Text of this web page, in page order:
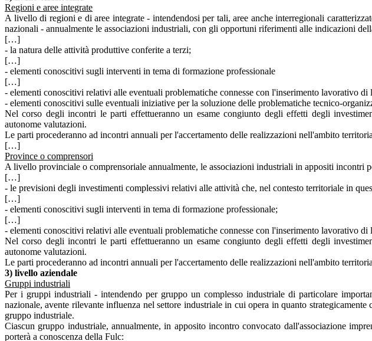
Regioni e aree integrate
A livello di regioni e di aree integrate - intendendosi per tali, aree anche interregionali
nazionali - annualmente le associazioni industriali, con gli opportuni riferimenti alle indicazioni
[…]
- la natura delle attività produttive conferite a terzi;
[…]
- elementi conoscitivi sugli interventi in tema di formazione professionale
[…]
- elementi conoscitivi relativi alle eventuali problematiche connesse con l'inserimento lavorativo
- elementi conoscitivi sulle eventuali iniziative per la soluzione delle problematiche tecnico-
Nel corso degli incontri le parti effettueranno un esame congiunto degli effetti degli
autonome valutazioni.
Le parti procederanno ad incontri annuali per l'accertamento delle realizzazioni nell'ambito
[…]
Province o comprensori
A livello provinciale o comprensoriale annualmente, le associazioni industriali in appositi incontri
[…]
- le previsioni degli investimenti complessivi relativi alle attività che, nel contesto territoriale in
[…]
- elementi conoscitivi sugli interventi in tema di formazione professionale;
[…]
- elementi conoscitivi relativi alle eventuali problematiche connesse con l'inserimento lavorativo
Nel corso degli incontri le parti effettueranno un esame congiunto degli effetti degli
autonome valutazioni.
Le parti procederanno ad incontri annuali per l'accertamento delle realizzazioni nell'ambito
3) livello aziendale
Gruppi industriali
Per i gruppi industriali - intendendo per gruppo un complesso industriale di particolare
nazionale, avente rilevante influenza nel settore industriale in cui opera in quanto
gruppo industriale.
Ciascun gruppo industriale, annualmente, in apposito incontro convocato dall'associazione
porterà a conoscenza della Fulc: